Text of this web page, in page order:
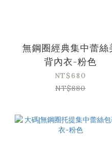
無鋼圈經典集中蕾絲
背內衣-粉色
NT$680
NT$880